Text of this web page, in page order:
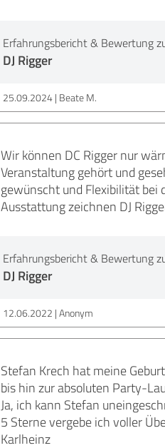
Erfahrungsbericht & Bewertung
DJ Rigger
25.09.2024 Beate M.
Wir können DC Rigger nur
Veranstaltung gehört und
gewünscht und Flexibilität bei
Ausstattung zeichnen DJ
Erfahrungsbericht & Bewertung
DJ Rigger
12.06.2022 Anonym
Stefan Krech hat meine
bis hin zur absoluten Party-
Ja, ich kann Stefan
5 Sterne vergebe ich voller
Karlheinz